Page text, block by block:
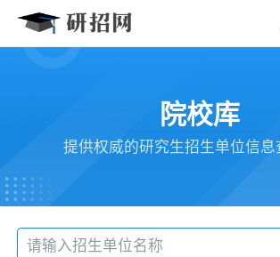
院校库
提供权威的研究生招生单位信息